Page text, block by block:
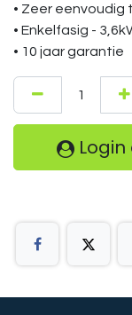
• Zeer eenvoudig
• Enkelfasig -
• 10 jaar garantie